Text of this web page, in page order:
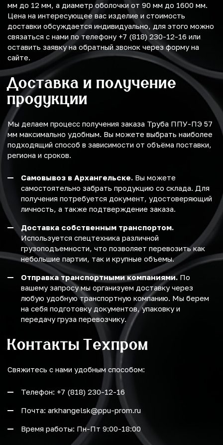
мм до 12 мм, а диаметр оболочки от 90 мм до 1600 мм.
Цена на интересующее вас изделие и стоимость
доставки обсуждается индивидуально, для этого можно
связаться с нами по телефону +7 (818) 230-12-16 или
оставить заявку на обратный звонок через форму на
сайте.
Доставка и получение
продукции
Мы делаем процесс получения заказа Труба ППУ-ПЭ 57
мм максимально удобным. Вы можете выбрать наиболее
подходящий способ в зависимости от объёма поставки,
региона и сроков.
Самовывоз в Архангельске. Вы можете
самостоятельно забрать продукцию со склада. Для
получения потребуется документ, удостоверяющий
личность, а также подтверждение заказа.
Доставка собственным транспортом.
Используется спецтехника различной
грузоподъемности, что позволяет перевозить как
небольшие партии, так и крупные объемы.
Отправка транспортными компаниями.По
вашему запросу мы организуем доставку через
любую удобную транспортную компанию. Мы берем
на себя подготовку документов, упаковку и
передачу груза перевозчику.
Контакты Техпром
Свяжитесь с нами удобным способом:
Телефон: +7 (818) 230-12-16
Почта: arkhangelsk@ppu-prom.ru
Время работы: Пн-Пт 9:00-18:00